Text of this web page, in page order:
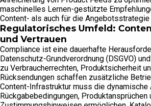
maschinelles Lernen-gestützte
Content- als auch für die Angebotsstrategie
Regulatorisches Umfeld:
und Vertrauen
Compliance ist eine dauerhafte
Datenschutz-Grundverordnung (DSGVO)
zu Verbraucherrechten, Produktsicherheit
Rücksendungen schaffen zusätzliche
Content-Infrastruktur muss die dynamische
Rückgabebedingungen, Produktansprüchen